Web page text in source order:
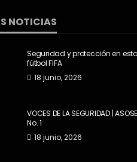
NOTICIAS
Seguridad y protección en
fútbol FIFA
18 junio, 2026
VOCES DE LA SEGURIDAD |
No. 1
18 junio, 2026